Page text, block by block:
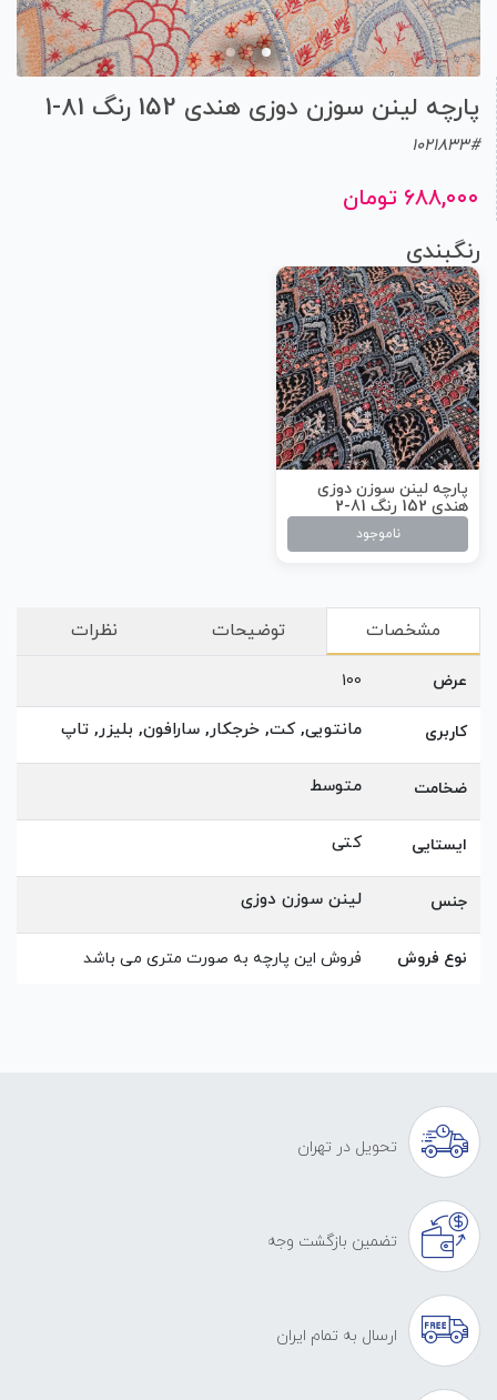
پارچه لینن سوزن دوزی هندی 152 رنگ 81-1
1021833#
۶۸۸,۰۰۰ تومان
رنگبندی
پارچه لینن سوزن دوزی
هندی 152 رنگ 81-2
ناموجود
مشخصات توضیحات نظرات
عرض 100
کاربری مانتویی, کت, خرجکار, سارافون, بلیزر, تاپ
ضخامت متوسط
ایستایی کتی
جنس لینن سوزن دوزی
نوع فروش فروش این پارچه به صورت متری می باشد
تحویل در تهران
تضمین بازگشت وجه
ارسال به تمام ایران